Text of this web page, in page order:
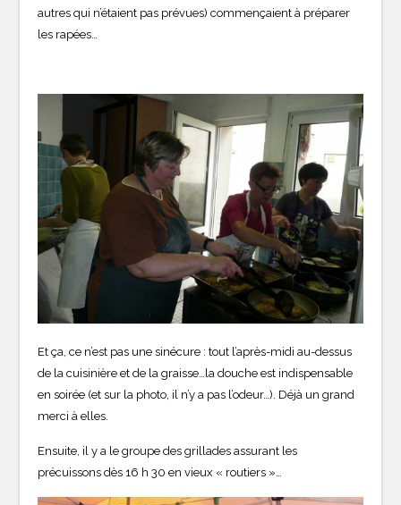
autres qui n’étaient pas prévues) commençaient à préparer
les rapées…
Et ça, ce n’est pas une sinécure : tout l’après-midi au-dessus
de la cuisinière et de la graisse…la douche est indispensable
en soirée (et sur la photo, il n’y a pas l’odeur…). Déjà un grand
merci à elles.
Ensuite, il y a le groupe des grillades assurant les
précuissons dès 16 h 30 en vieux « routiers »…